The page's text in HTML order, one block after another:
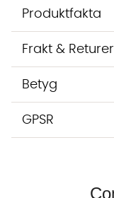
Produktfakta
Frakt & Returer
Betyg
GPSR